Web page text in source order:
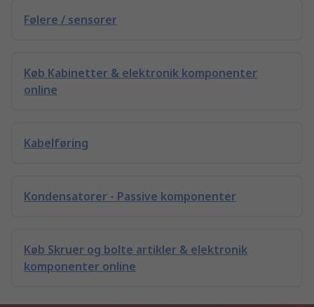
Følere / sensorer
Køb Kabinetter & elektronik komponenter
online
Kabelføring
Kondensatorer - Passive komponenter
Køb Skruer og bolte artikler & elektronik
komponenter online